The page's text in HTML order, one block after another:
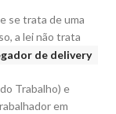
se trata de uma
a lei não trata
de delivery
Trabalho) e
em